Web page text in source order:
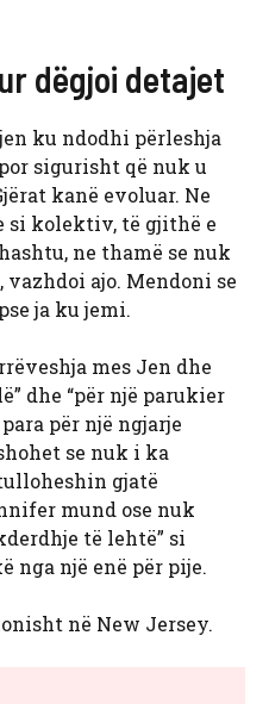
dëgjoi detajet
ku ndodhi përleshja
sigurisht që nuk u
kanë evoluar. Ne
si kolektiv, të gjithë e
ne thamë se nuk
vazhdoi ajo. Mendoni se
ja ku jemi.
mes Jen dhe
dhe “për një parukier
për një ngjarje
se nuk i ka
gjatë
mund ose nuk
të lehtë” si
nga një enë për pije.
në New Jersey.